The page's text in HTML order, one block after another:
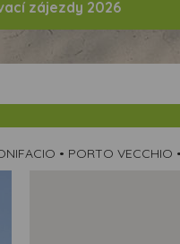
zájezdy 2026
• PORTO